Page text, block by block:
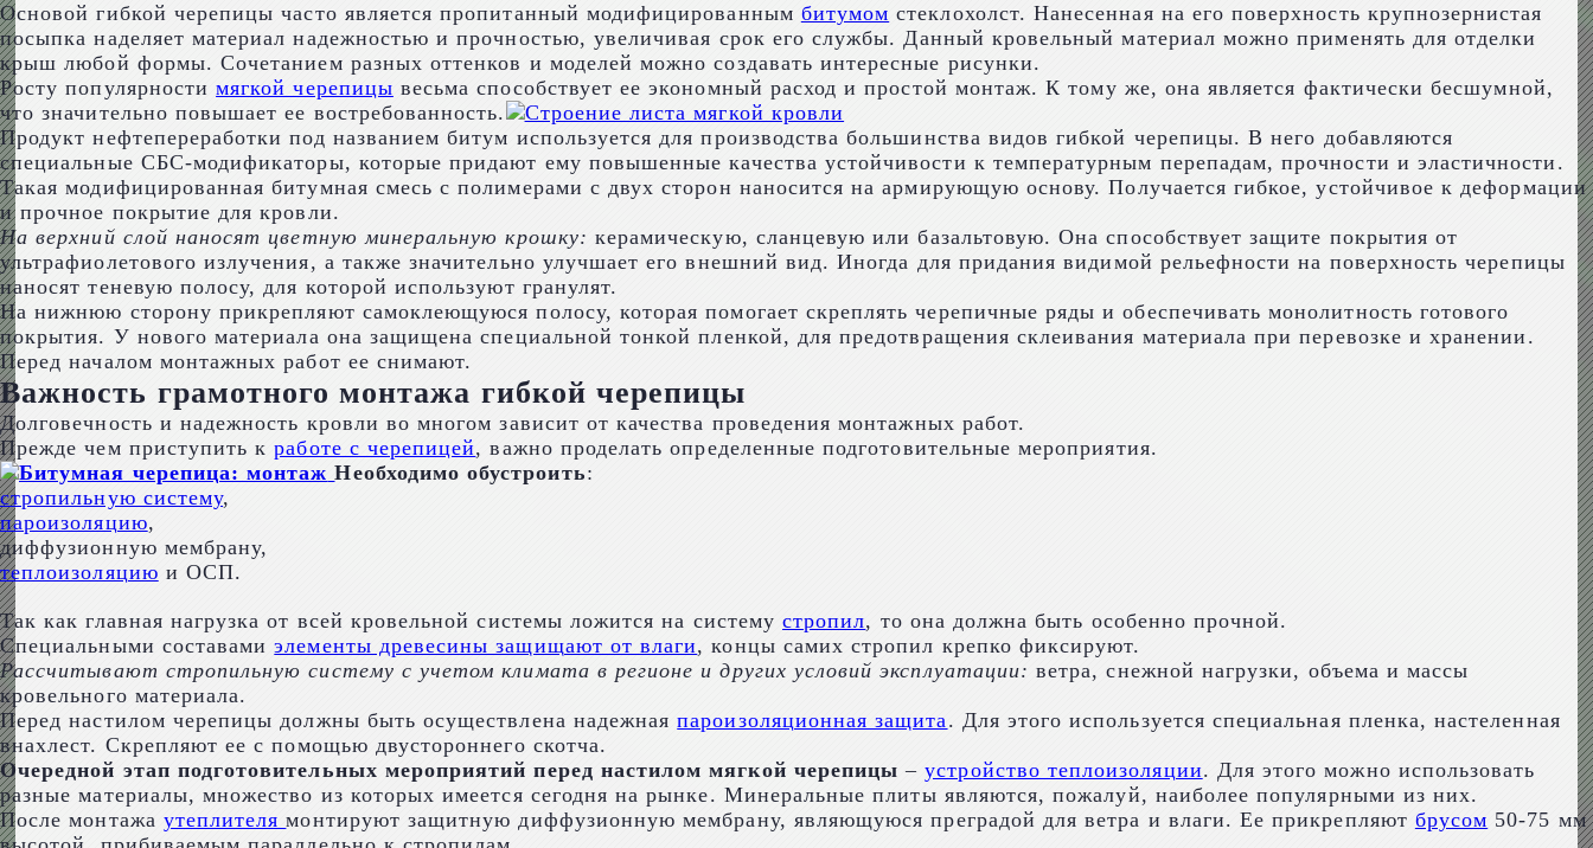
Основой гибкой черепицы часто является пропитанный модифицированным битумом стеклохолст. Нанесенная на его поверхность крупнозернистая
посыпка наделяет материал надежностью и прочностью, увеличивая срок его службы. Данный кровельный материал можно применять для отделки
крыш любой формы. Сочетанием разных оттенков и моделей можно создавать интересные рисунки.
Росту популярностимягкой черепицы весьма способствует ее экономный расход и простой монтаж. К тому же, она является фактически бесшумной,
что значительно повышает ее востребованность.
Продукт нефтепереработки под названием битум используется для производства большинства видов гибкой черепицы. В него добавляются
специальные СБС-модификаторы, которые придают ему повышенные качества устойчивости к температурным перепадам, прочности и эластичности.
Такая модифицированная битумная смесь с полимерами с двух сторон наносится на армирующую основу. Получается гибкое, устойчивое к деформации
и прочное покрытие для кровли.
На верхний слой наносят цветную минеральную крошку: керамическую, сланцевую или базальтовую. Она способствует защите покрытия от
ультрафиолетового излучения, а также значительно улучшает его внешний вид. Иногда для придания видимой рельефности на поверхность черепицы
наносят теневую полосу, для которой используют гранулят.
На нижнюю сторону прикрепляют самоклеющуюся полосу, которая помогает скреплять черепичные ряды и обеспечивать монолитность готового
покрытия. У нового материала она защищена специальной тонкой пленкой, для предотвращения склеивания материала при перевозке и хранении.
Перед началом монтажных работ ее снимают.
Важность грамотного монтажа гибкой черепицы
Долговечность и надежность кровли во многом зависит от качества проведения монтажных работ.
Прежде чем приступить кработе с черепицей, важно проделать определенные подготовительные мероприятия.
Необходимо обустроить:
стропильную систему,
пароизоляцию,
диффузионную мембрану,
теплоизоляцию и ОСП.
Так как главная нагрузка от всей кровельной системы ложится на систему стропил, то она должна быть особенно прочной.
Специальными составамиэлементы древесины защищают от влаги, концы самих стропил крепко фиксируют.
Рассчитывают стропильную систему с учетом климата в регионе и других условий эксплуатации: ветра, снежной нагрузки, объема и массы
кровельного материала.
Перед настилом черепицы должны быть осуществлена надежнаяпароизоляционная защита. Для этого используется специальная пленка, настеленная
внахлест. Скрепляют ее с помощью двустороннего скотча.
Очередной этап подготовительных мероприятий перед настилом мягкой черепицы –устройство теплоизоляции. Для этого можно использовать
разные материалы, множество из которых имеется сегодня на рынке. Минеральные плиты являются, пожалуй, наиболее популярными из них.
После монтажа утеплителямонтируют защитную диффузионную мембрану, являющуюся преградой для ветра и влаги. Ее прикрепляют брусом 50-75 мм